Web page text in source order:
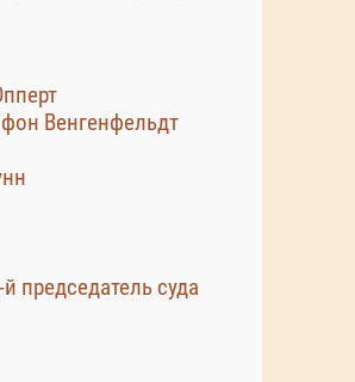
Венгенфельдт
председатель суда